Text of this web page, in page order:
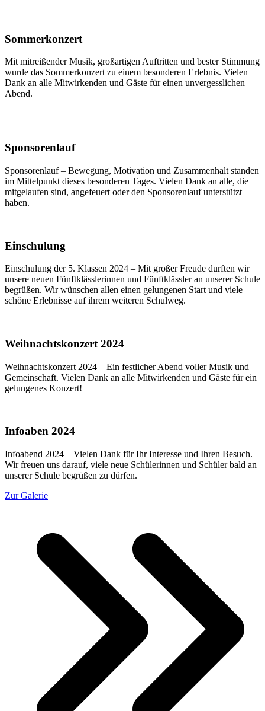
Sommerkonzert
Mit mitreißender Musik, großartigen Auftritten und bester Stimmung
wurde das Sommerkonzert zu einem besonderen Erlebnis. Vielen
Dank an alle Mitwirkenden und Gäste für einen unvergesslichen
Abend.
Sponsorenlauf
Sponsorenlauf – Bewegung, Motivation und Zusammenhalt standen
im Mittelpunkt dieses besonderen Tages. Vielen Dank an alle, die
mitgelaufen sind, angefeuert oder den Sponsorenlauf unterstützt
haben.
Einschulung
Einschulung der 5. Klassen 2024 – Mit großer Freude durften wir
unsere neuen Fünftklässlerinnen und Fünftklässler an unserer Schule
begrüßen. Wir wünschen allen einen gelungenen Start und viele
schöne Erlebnisse auf ihrem weiteren Schulweg.
Weihnachtskonzert 2024
Weihnachtskonzert 2024 – Ein festlicher Abend voller Musik und
Gemeinschaft. Vielen Dank an alle Mitwirkenden und Gäste für ein
gelungenes Konzert!
Infoaben 2024
Infoabend 2024 – Vielen Dank für Ihr Interesse und Ihren Besuch.
Wir freuen uns darauf, viele neue Schülerinnen und Schüler bald an
unserer Schule begrüßen zu dürfen.
Zur Galerie